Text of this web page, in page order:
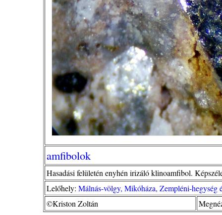
amfibolok
Hasadási felületén enyhén irizáló klinoamfibol.
Lelőhely: Málnás-völgy, Mikóháza, Zempléni-hegység
©Kriston Zoltán